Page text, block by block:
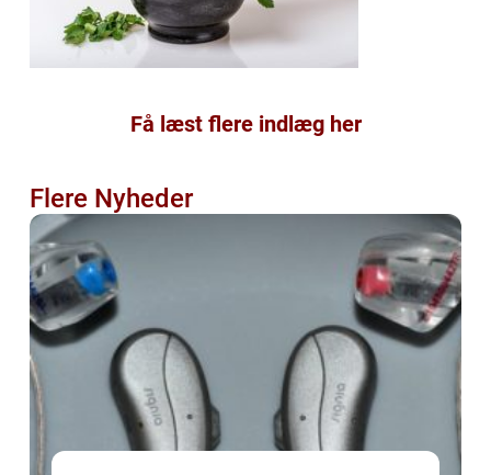
Få læst flere indlæg her
Flere Nyheder